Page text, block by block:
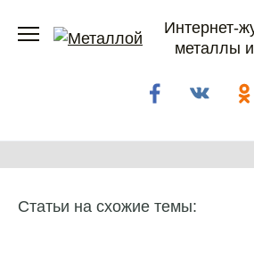
Интернет-
металлы
Статьи на схожие темы: